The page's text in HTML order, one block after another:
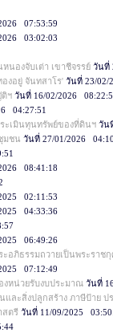
07:53:59
03:02:03
นองจับเต่า เขาชีจรรย์ วันที่
งอยู่ จันทสาโร' วันที่ 23/02/
ฯ วันที่ 16/02/2026
04:27:51
ระเมินทุนทรัพย์ของที่ดินฯ วัน
มชน วันที่ 27/01/2026
08:41:18
02:11:53
04:33:36
06:49:26
อภิธรรมถวายเป็นพระราชกุ
07:12:49
งหน่วยรับงบประมาณ วันที่
ละสิ่งปลูกสร้าง ภาษีป้าย ป
สตรี วันที่ 11/09/2025